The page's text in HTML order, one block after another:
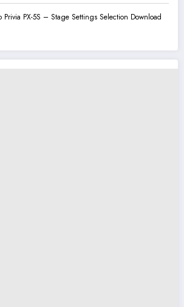
Privia PX-5S – Stage Settings Selection Download